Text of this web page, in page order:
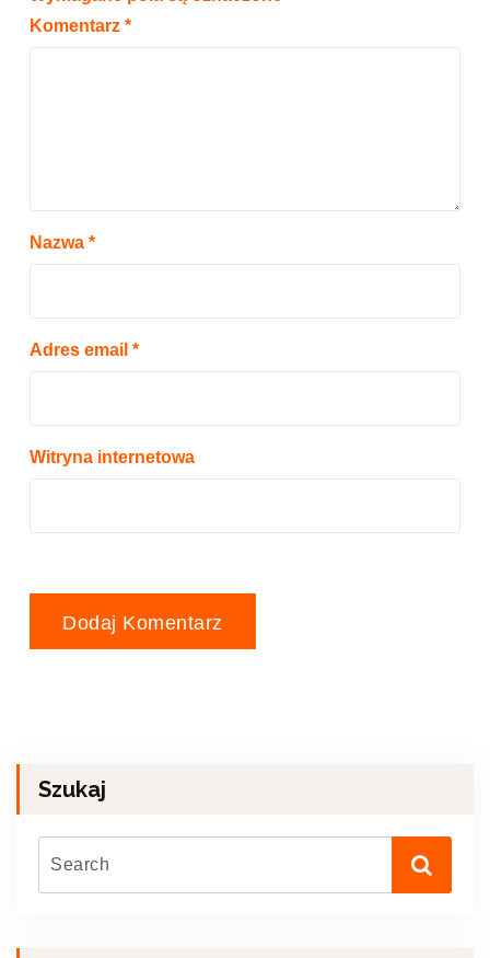
Komentarz *
Nazwa *
Adres email *
Witryna internetowa
Szukaj